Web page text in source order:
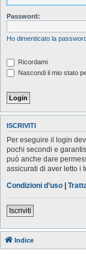
Password:
Ho dimenticato la
Ricordami
Nascondi il mio stato
ISCRIVITI
Per eseguire il login
pochi secondi e
può anche dare
assicurati di aver letto i
Condizioni d’uso |
Iscriviti
Indice